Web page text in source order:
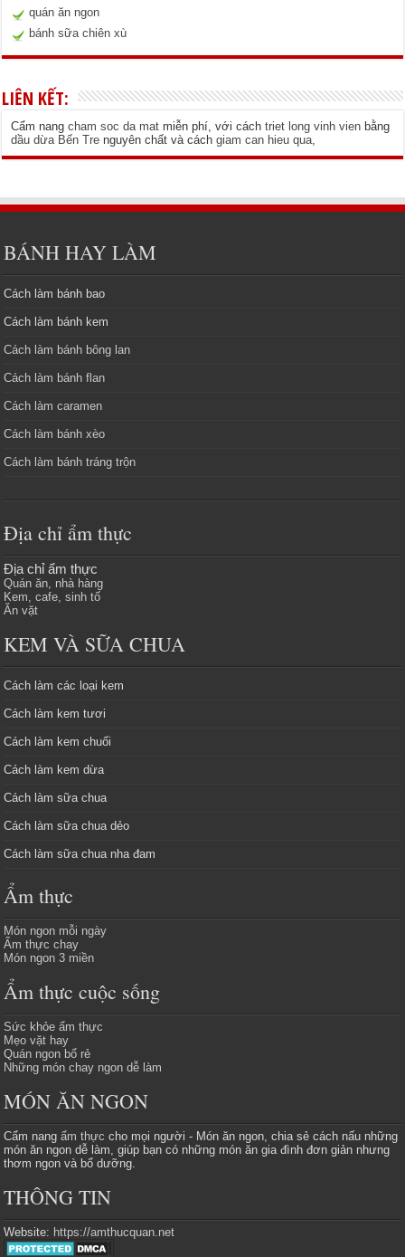
quán ăn ngon
bánh sữa chiên xù
LIÊN KẾT:
Cẩm nangcham soc da mat miễn phí, với cáchtriet long vinh vien bằng
dầu dừa Bến Tre nguyên chất và cáchgiam can hieu qua
BÁNH HAY LÀM
Cách làm bánh bao
Cách làm bánh kem
Cách làm bánh bông lan
Cách làm bánh flan
Cách làm caramen
Cách làm bánh xèo
Cách làm bánh tráng trộn
Địa chỉ ẩm thực
Địa chỉ ẩm thực
Quán ăn, nhà hàng
Kem, cafe, sinh tố
Ăn vặt
KEM VÀ SỮA CHUA
Cách làm các loại kem
Cách làm kem tươi
Cách làm kem chuối
Cách làm kem dừa
Cách làm sữa chua
Cách làm sữa chua dẻo
Cách làm sữa chua nha đam
Ẩm thực
Món ngon mỗi ngày
Ẩm thực chay
Món ngon 3 miền
Ẩm thực cuộc sống
Sức khỏe ẩm thực
Mẹo vặt hay
Quán ngon bổ rẻ
Những món chay ngon dễ làm
MÓN ĂN NGON
Cẩm nangẩm thực cho mọi người - Món ăn ngon, chia sẻ cách nấu những
món ăn ngon dễ làm, giúp bạn có những món ăn gia đình đơn giản nhưng
thơm ngon và bổ dưỡng.
THÔNG TIN
Website: https://amthucquan.net